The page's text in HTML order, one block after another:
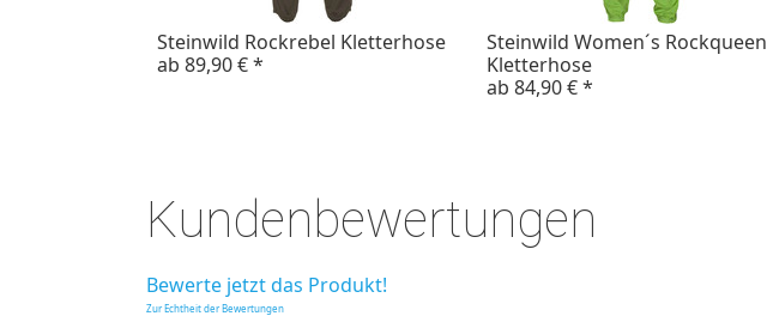
Steinwild Rockrebel Kletterhose
ab 89,90 €*
Steinwild Women´s Rockqueen
Kletterhose
ab 84,90 €*
Kundenbewertungen
Bewerte jetzt das Produkt!
Zur Echtheit der Bewertungen